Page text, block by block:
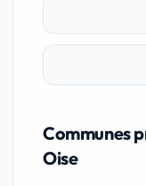
Communes
Oise